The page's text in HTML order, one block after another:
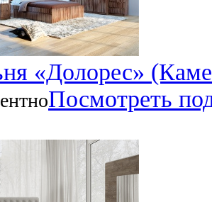
«Долорес»
Посмотреть